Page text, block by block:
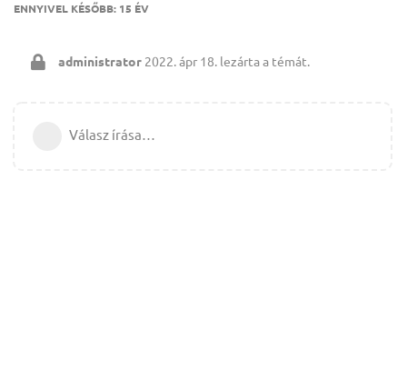
ENNYIVEL KÉSŐBB: 15 ÉV
administrator 2022. ápr 18. lezárta a témát.
Válasz írása…